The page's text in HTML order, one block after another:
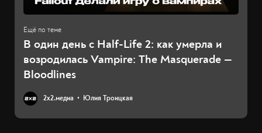
В один день с Half-Life 2: как умерла и
возродилась Vampire: The Masquerade —
Bloodlines
2х2.медиа Юлия Троицкая